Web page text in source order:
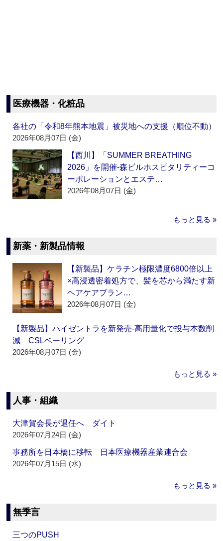
医療機器・化粧品
各社の「令和8年熊本地震」被災地への支援（順位不動）
2026年08月07日 (金)
【西川】「SUMMER BREATHING
2026」を開催‐森ビルホスピタリティーコ
ーポレーションとエステ…
2026年08月07日 (金)
もっと見る »
新薬・新製品情報
【新製品】ケラチン極限濃度6800倍以上
×高浸透密着処方で、髪を芯から満たす新
ヘアケアブラン…
2026年08月07日 (金)
【新製品】ハイゼントラを新発売‐高用量化で投与本数削
減 CSLベーリング
2026年08月07日 (金)
もっと見る »
人事・組織
大津賀会長が退任へ ダイト
2026年07月24日 (金)
事務所を日本橋に移転 日本医療機器産業連合会
2026年07月15日 (水)
もっと見る »
無季言
三つのPUSH